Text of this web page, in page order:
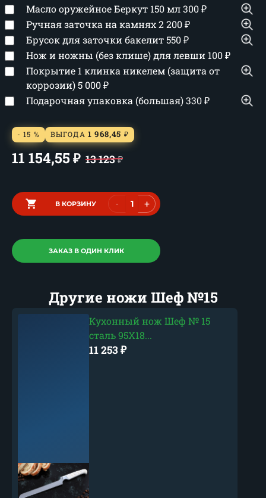
Масло оружейное Беркут 150 мл300₽
Ручная заточка на камнях2 200₽
Брусок для заточки бакелит550₽
Нож и ножны (без клише) для левши 100₽
Покрытие 1 клинка никелем (защита от
коррозии)5 000₽
Подарочная упаковка (большая)330₽
- 15 % ВЫГОДА 1 968,45 ₽
11 154,55 ₽ 13 123₽
В КОРЗИНУ - +
ЗАКАЗ В ОДИН КЛИК
Другие ножи Шеф №15
Кухонный нож Шеф № 15
сталь 95Х18...
11 253 ₽